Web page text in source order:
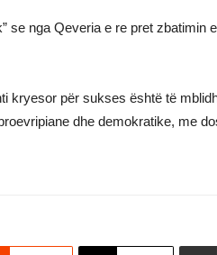
se nga Qeveria e re pret zbatimin
për sukses është të
dhe demokratike, me